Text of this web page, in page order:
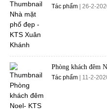
Tác phẩm | 26-2-
Phòng khách đêm
Tác phẩm | 11-2-